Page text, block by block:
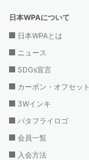
日本WPAについて
日本WPAとは
ニュース
SDGs宣言
カーボン・オフセット
3Wインキ
バタフライロゴ
会員一覧
入会方法